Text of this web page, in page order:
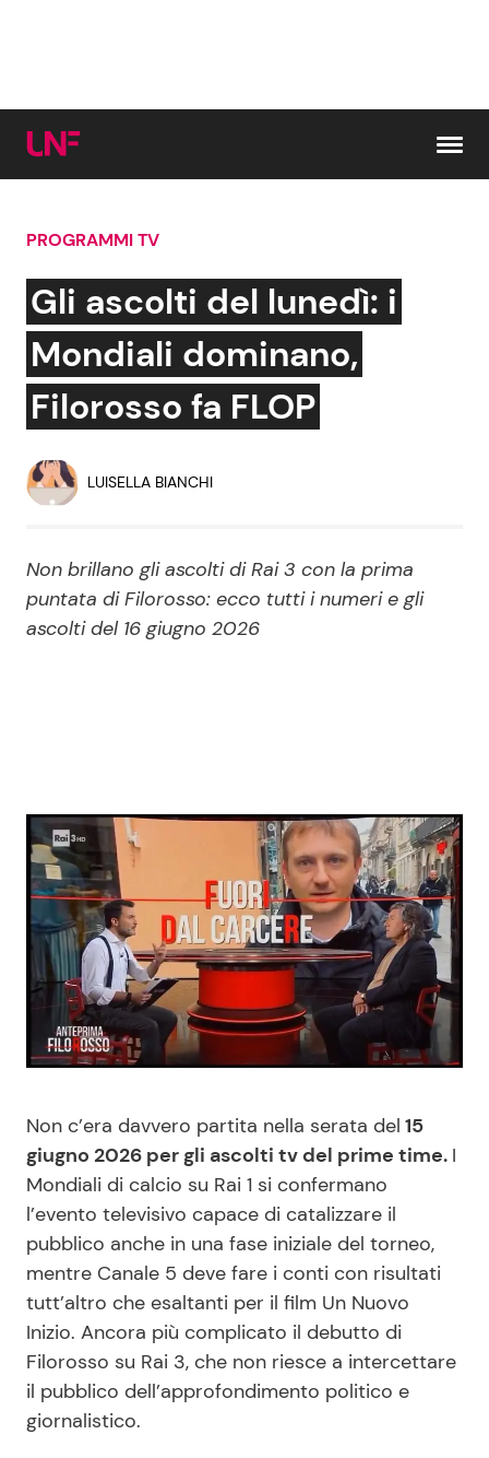
Cerca:
News e Cronaca
Attualità Italiana
Economia
Persone Scomparse
Politica
Gossip e TV
Bellezze VIP
Programmi TV
Reality e Talent
News Cinema
News Musica
News Spettacolo
News dal mondo
Benessere
Casa
Moda e Style
Mondo Mamma
News benessere
Salute
Viaggi e Turismo
Cucina e Ricette
Consigli di Cucina
Dolci
Le Ricette in TV
Primi Piatti
Ricette Facili e Veloci
Ricette Feste
PROGRAMMI TV
Gli ascolti del lunedì: i
Mondiali dominano,
Filorosso fa FLOP
LUISELLA BIANCHI
Non brillano gli ascolti di Rai 3 con la prima
puntata di Filorosso: ecco tutti i numeri e gli
ascolti del 16 giugno 2026
Non c’era davvero partita nella serata del 15
giugno 2026 per gli ascolti tv del prime time. I
Mondiali di calcio su Rai 1 si confermano
l’evento televisivo capace di catalizzare il
pubblico anche in una fase iniziale del torneo,
mentre Canale 5 deve fare i conti con risultati
tutt’altro che esaltanti per il film Un Nuovo
Inizio. Ancora più complicato il debutto di
Filorosso su Rai 3, che non riesce a intercettare
il pubblico dell’approfondimento politico e
giornalistico.